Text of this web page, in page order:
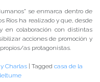
se enmarca dentro de
Ríos ha realizado y que, desde
en colaboración con distintas
acciones de promoción y
as protagonistas.
Charlas | Tagged casa de la